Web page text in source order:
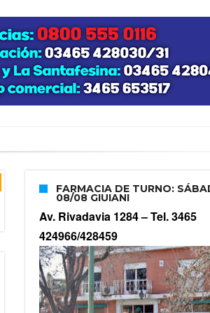
su nacimiento
FARMACIA DE TURNO:
08/08 GIUIANI
Av. Rivadavia 1284 –Tel. 3465
424966/428459